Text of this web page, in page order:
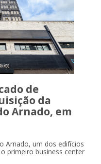
de
da
Arnado, em
Arnado, um dos edifícios
primeiro business center